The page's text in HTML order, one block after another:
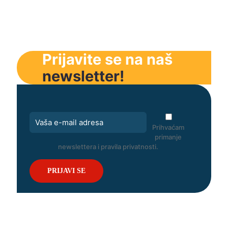
Prijavite se na naš
newsletter!
Prihvaćam
primanje
newslettera i pravila privatnosti.